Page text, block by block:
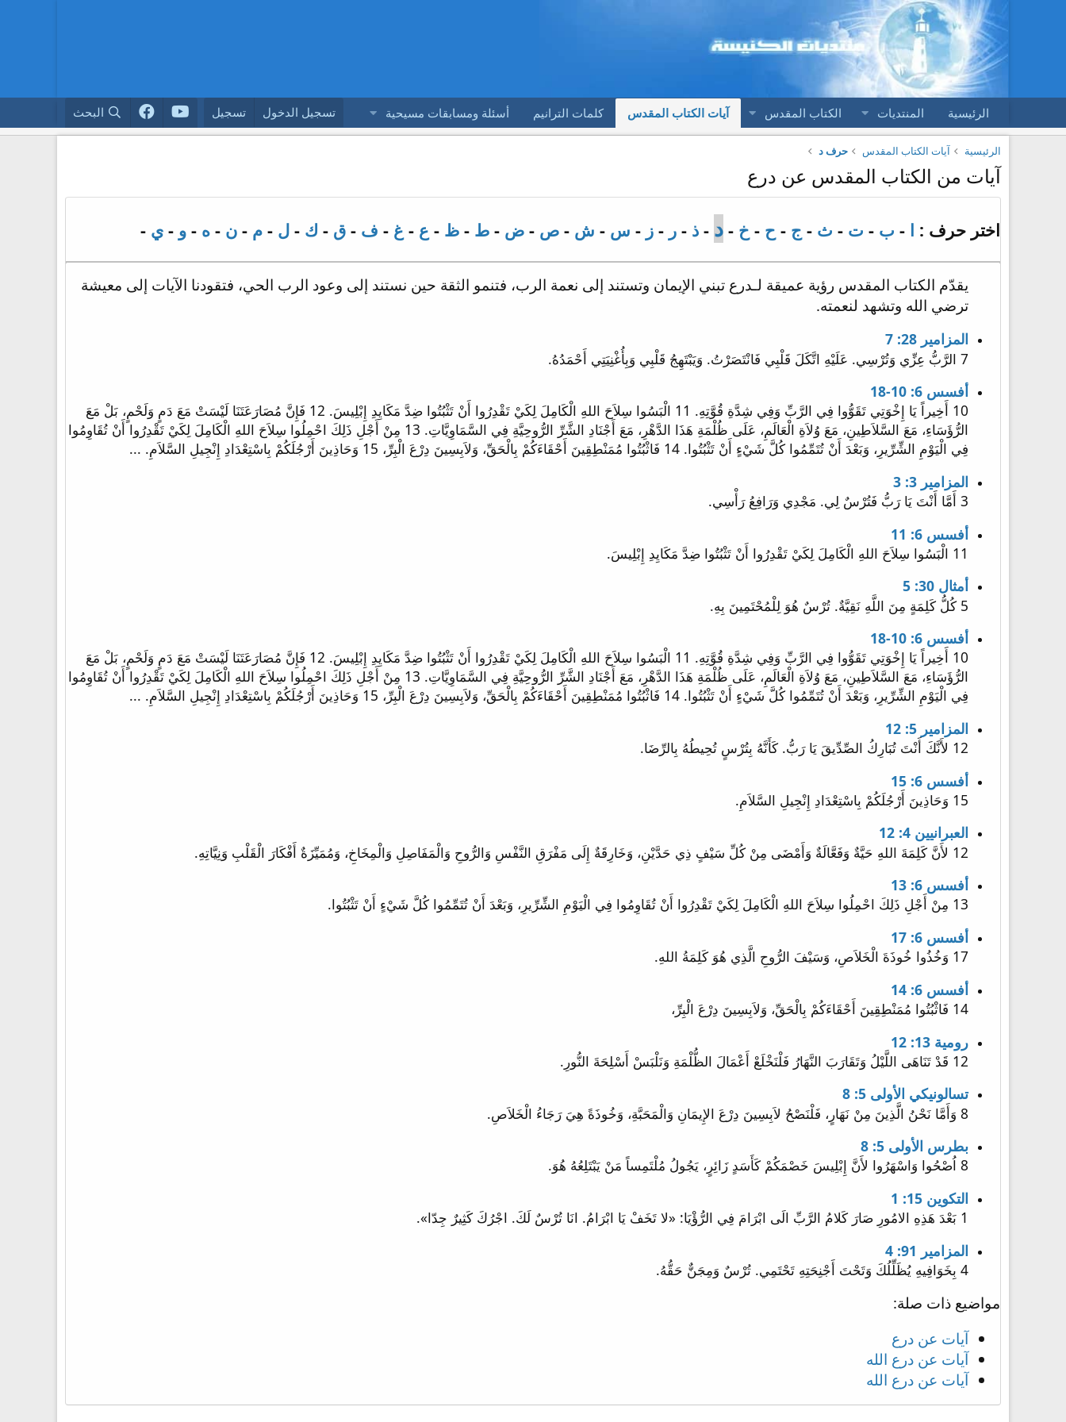
الرئيسية المنتديات الكتاب المقدس آيات الكتاب المقدس كلمات الترانيم أسئلة ومسابقات مسيحية تسجيل الدخول تسجيل البحث
الرئيسية آيات الكتاب المقدس حرف د
آيات من الكتاب المقدس عن درع
اختر حرف : ا - ب - ت - ث - ج - ح - خ - د - ذ - ر - ز - س - ش - ص - ض - ط - ظ - ع - غ - ف - ق - ك - ل - م - ن - ه - و - ي -
يقدّم الكتاب المقدس رؤية عميقة لـدرع تبني الإيمان وتستند إلى نعمة الرب، فتنمو الثقة حين نستند إلى وعود الرب الحي، فتقودنا الآيات إلى معيشة
ترضي الله وتشهد لنعمته.
المزامير 28: 7
7 الرَّبُّ عِزِّي وَتُرْسِي. عَلَيْهِ اتَّكَلَ قَلْبِي فَانْتَصَرْتُ. وَيَبْتَهِجُ قَلْبِي وَبِأُغْنِيَتِي أَحْمَدُهُ.
أفسس 6: 10-18
10 أَخِيراً يَا إِخْوَتِي تَقَوُّوا فِي الرَّبِّ وَفِي شِدَّةِ قُوَّتِهِ. 11 الْبَسُوا سِلاَحَ اللهِ الْكَامِلَ لِكَيْ تَقْدِرُوا أَنْ تَثْبُتُوا ضِدَّ مَكَايِدِ إِبْلِيسَ. 12 فَإِنَّ مُصَارَعَتَنَا لَيْسَتْ مَعَ دَمٍ وَلَحْمٍ، بَلْ مَعَ
الرُّؤَسَاءِ، مَعَ السَّلاَطِينِ، مَعَ وُلاَةِ الْعَالَمِ، عَلَى ظُلْمَةِ هَذَا الدَّهْرِ، مَعَ أَجْنَادِ الشَّرِّ الرُّوحِيَّةِ فِي السَّمَاوِيَّاتِ. 13 مِنْ أَجْلِ ذَلِكَ احْمِلُوا سِلاَحَ اللهِ الْكَامِلَ لِكَيْ تَقْدِرُوا أَنْ تُقَاوِمُوا
فِي الْيَوْمِ الشِّرِّيرِ، وَبَعْدَ أَنْ تُتَمِّمُوا كُلَّ شَيْءٍ أَنْ تَثْبُتُوا. 14 فَاثْبُتُوا مُمَنْطِقِينَ أَحْقَاءَكُمْ بِالْحَقِّ، وَلاَبِسِينَ دِرْعَ الْبِرِّ، 15 وَحَاذِينَ أَرْجُلَكُمْ بِاسْتِعْدَادِ إِنْجِيلِ السَّلاَمِ. ...
المزامير 3: 3
3 أَمَّا أَنْتَ يَا رَبُّ فَتُرْسٌ لِي. مَجْدِي وَرَافِعُ رَأْسِي.
أفسس 6: 11
11 الْبَسُوا سِلاَحَ اللهِ الْكَامِلَ لِكَيْ تَقْدِرُوا أَنْ تَثْبُتُوا ضِدَّ مَكَايِدِ إِبْلِيسَ.
أمثال 30: 5
5 كُلُّ كَلِمَةٍ مِنَ اللَّهِ نَقِيَّةٌ. تُرْسٌ هُوَ لِلْمُحْتَمِينَ بِهِ.
أفسس 6: 10-18
10 أَخِيراً يَا إِخْوَتِي تَقَوُّوا فِي الرَّبِّ وَفِي شِدَّةِ قُوَّتِهِ. 11 الْبَسُوا سِلاَحَ اللهِ الْكَامِلَ لِكَيْ تَقْدِرُوا أَنْ تَثْبُتُوا ضِدَّ مَكَايِدِ إِبْلِيسَ. 12 فَإِنَّ مُصَارَعَتَنَا لَيْسَتْ مَعَ دَمٍ وَلَحْمٍ، بَلْ مَعَ
الرُّؤَسَاءِ، مَعَ السَّلاَطِينِ، مَعَ وُلاَةِ الْعَالَمِ، عَلَى ظُلْمَةِ هَذَا الدَّهْرِ، مَعَ أَجْنَادِ الشَّرِّ الرُّوحِيَّةِ فِي السَّمَاوِيَّاتِ. 13 مِنْ أَجْلِ ذَلِكَ احْمِلُوا سِلاَحَ اللهِ الْكَامِلَ لِكَيْ تَقْدِرُوا أَنْ تُقَاوِمُوا
فِي الْيَوْمِ الشِّرِّيرِ، وَبَعْدَ أَنْ تُتَمِّمُوا كُلَّ شَيْءٍ أَنْ تَثْبُتُوا. 14 فَاثْبُتُوا مُمَنْطِقِينَ أَحْقَاءَكُمْ بِالْحَقِّ، وَلاَبِسِينَ دِرْعَ الْبِرِّ، 15 وَحَاذِينَ أَرْجُلَكُمْ بِاسْتِعْدَادِ إِنْجِيلِ السَّلاَمِ. ...
المزامير 5: 12
12 لأَنَّكَ أَنْتَ تُبَارِكُ الصِّدِّيقَ يَا رَبُّ. كَأَنَّهُ بِتُرْسٍ تُحِيطُهُ بِالرِّضَا.
أفسس 6: 15
15 وَحَاذِينَ أَرْجُلَكُمْ بِاسْتِعْدَادِ إِنْجِيلِ السَّلاَمِ.
العبرانيين 4: 12
12 لأَنَّ كَلِمَةَ اللهِ حَيَّةٌ وَفَعَّالَةٌ وَأَمْضَى مِنْ كُلِّ سَيْفٍ ذِي حَدَّيْنِ، وَخَارِقَةٌ إِلَى مَفْرَقِ النَّفْسِ وَالرُّوحِ وَالْمَفَاصِلِ وَالْمِخَاخِ، وَمُمَيِّزَةٌ أَفْكَارَ الْقَلْبِ وَنِيَّاتِهِ.
أفسس 6: 13
13 مِنْ أَجْلِ ذَلِكَ احْمِلُوا سِلاَحَ اللهِ الْكَامِلَ لِكَيْ تَقْدِرُوا أَنْ تُقَاوِمُوا فِي الْيَوْمِ الشِّرِّيرِ، وَبَعْدَ أَنْ تُتَمِّمُوا كُلَّ شَيْءٍ أَنْ تَثْبُتُوا.
أفسس 6: 17
17 وَخُذُوا خُوذَةَ الْخَلاَصِ، وَسَيْفَ الرُّوحِ الَّذِي هُوَ كَلِمَةُ اللهِ.
أفسس 6: 14
14 فَاثْبُتُوا مُمَنْطِقِينَ أَحْقَاءَكُمْ بِالْحَقِّ، وَلاَبِسِينَ دِرْعَ الْبِرِّ،
رومية 13: 12
12 قَدْ تَنَاهَى اللَّيْلُ وَتَقَارَبَ النَّهَارُ فَلْنَخْلَعْ أَعْمَالَ الظُّلْمَةِ وَنَلْبَسْ أَسْلِحَةَ النُّورِ.
تسالونيكي الأولى 5: 8
8 وَأَمَّا نَحْنُ الَّذِينَ مِنْ نَهَارٍ، فَلْنَصْحُ لاَبِسِينَ دِرْعَ الإِيمَانِ وَالْمَحَبَّةِ، وَخُوذَةً هِيَ رَجَاءُ الْخَلاَصِ.
بطرس الأولى 5: 8
8 اُصْحُوا وَاسْهَرُوا لأَنَّ إِبْلِيسَ خَصْمَكُمْ كَأَسَدٍ زَائِرٍ، يَجُولُ مُلْتَمِساً مَنْ يَبْتَلِعُهُ هُوَ.
التكوين 15: 1
1 بَعْدَ هَذِهِ الامُورِ صَارَ كَلامُ الرَّبِّ الَى ابْرَامَ فِي الرُّؤْيَا: «لا تَخَفْ يَا ابْرَامُ. انَا تُرْسٌ لَكَ. اجْرُكَ كَثِيرٌ جِدّا».
المزامير 91: 4
4 بِخَوَافِيهِ يُظَلِّلُكَ وَتَحْتَ أَجْنِحَتِهِ تَحْتَمِي. تُرْسٌ وَمِجَنٌّ حَقُّهُ.
مواضيع ذات صلة:
آيات عن درع
آيات عن درع الله
آيات عن درع الله